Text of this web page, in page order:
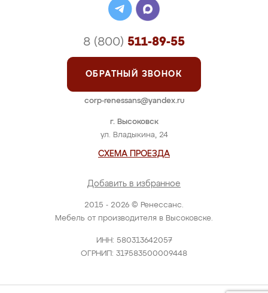
2015 - 2026 © Ренессанс.
Мебель от производителя в Высоковске.
ИНН: 580313642057
ОГРНИП: 317583500009448
г. Высоковск
ул. Владыкина, 24
СХЕМА ПРОЕЗДА
Добавить в избранное
8 (800) 511-89-55
ОБРАТНЫЙ ЗВОНОК
corp-renessans@yandex.ru